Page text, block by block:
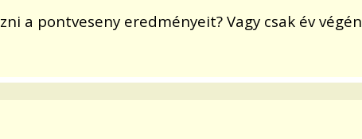
a pontveseny eredményeit? Vagy csak év